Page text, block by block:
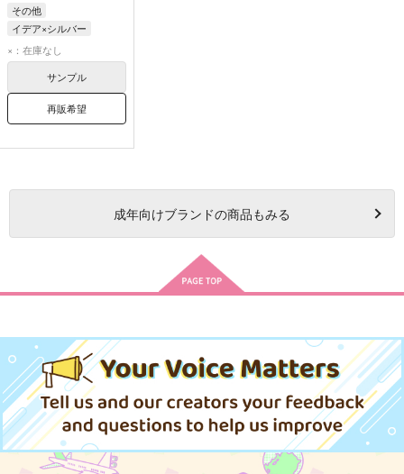
その他
イデア×シルバー
イデア・シュラウド
シルバー
リリア・ヴァンルージュ
×：在庫なし
サンプル
再販希望
成年向けブランドの商品もみる